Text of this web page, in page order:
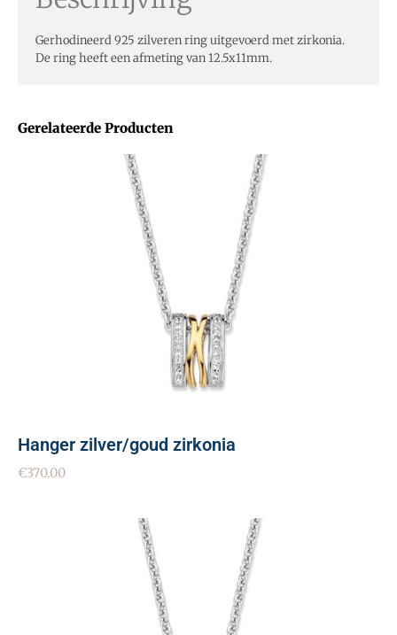
Gerelateerde Producten
Hanger zilver/goud zirkonia
€370.00
Gerhodineerd 925 zilveren ring uitgevoerd met zirkonia.
De ring heeft een afmeting van 12.5x11mm.